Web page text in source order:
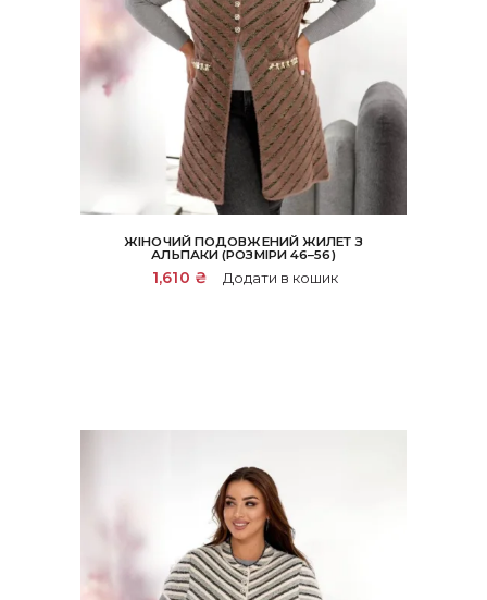
ЖІНОЧИЙ ПОДОВЖЕНИЙ ЖИЛЕТ З
АЛЬПАКИ (РОЗМІРИ 46–56)
1,610 ₴ Додати в кошик